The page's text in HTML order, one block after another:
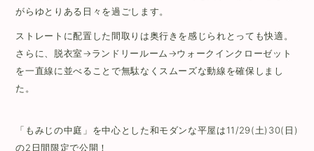
がらゆとりある日々を過ごします。
ストレートに配置した間取りは奥行きを感じられとっても快適。
さらに、脱衣室→ランドリールーム→ウォークインクローゼット
を一直線に並べることで無駄なくスムーズな動線を確保しまし
た。
「もみじの中庭」を中心とした和モダンな平屋は11/29(土)30( 日 )
の2日間限定で公開！